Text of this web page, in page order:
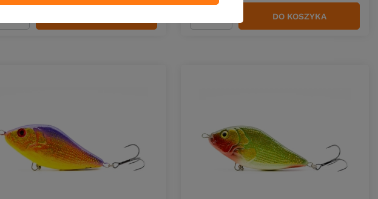
Ilość produktów DO KOSZYKA